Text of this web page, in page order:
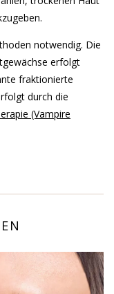
notwendig. Die
erfolgt
fraktionierte
durch die
(Vampire